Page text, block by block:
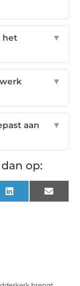
het
▼
▼
aan
▼
op:
LinkedInEmail